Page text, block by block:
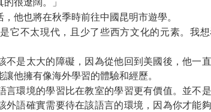
他也將在秋季時前往中國昆明市遊學。
它不太現代，且少了些西方文化的元素。我
不是太大的障礙，因為從他回到美國後，他一
他擁有像海外學習的體驗和經歷。
言環境的學習比在教室的學習更有價值。並不
外語確實需要待在該語言的環境，因為你才能